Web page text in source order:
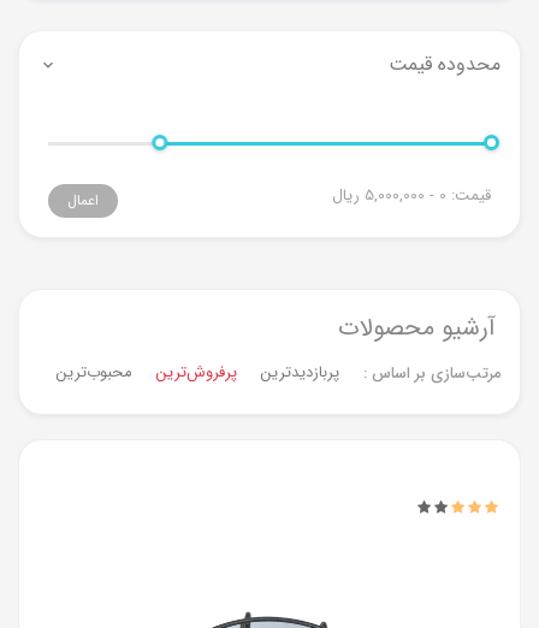
محدوده قیمت
قیمت: 0 - 5,000,000 ریال اعمال
آرشیو محصولات
مرتب‌سازی بر اساس : پربازدیدترین پرفروش‌ترین‌ محبوب‌ترین